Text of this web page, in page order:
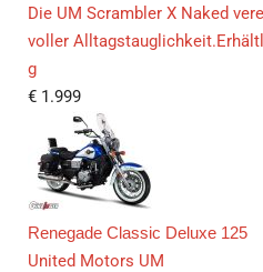
Die UM Scrambler X Naked
voller
g
€ 1.999
Renegade Classic Deluxe 125
United Motors UM